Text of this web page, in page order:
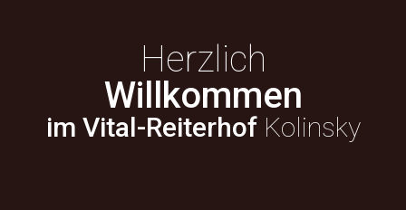
Herzlich
Willkommen
im Vital-Reiterhof Kolinsky